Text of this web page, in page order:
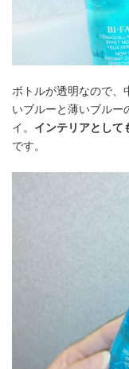
ボトルが透明なので、
いブルーと薄いブルー
イ。 インテリアとして
です。